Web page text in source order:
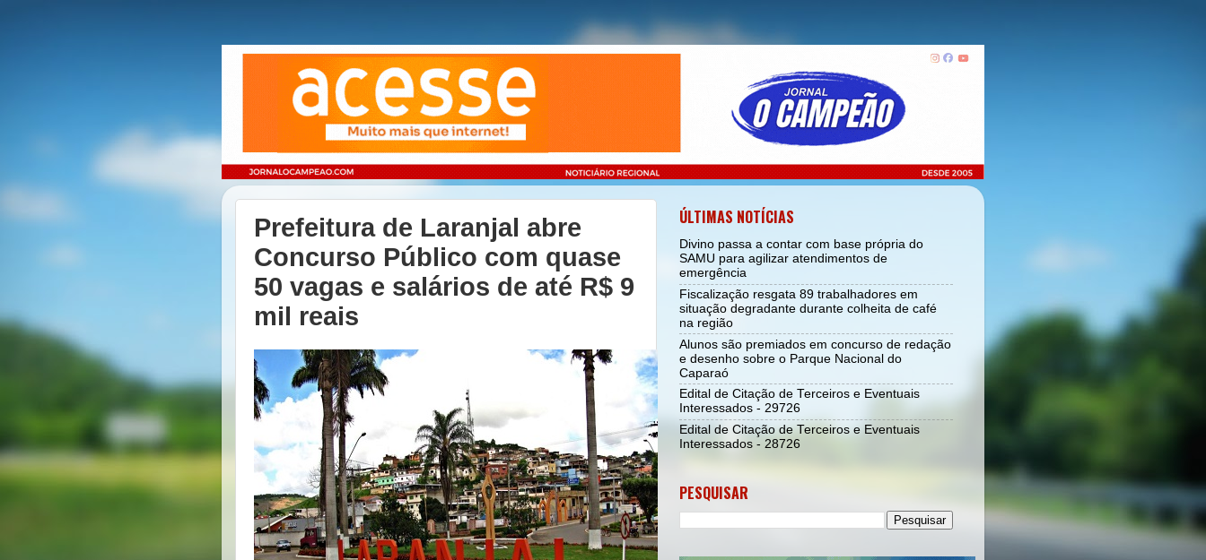
Prefeitura de Laranjal abre
Concurso Público com quase
50 vagas e salários de até R$ 9
mil reais
ÚLTIMAS NOTÍCIAS
Divino passa a contar com base própria do
SAMU para agilizar atendimentos de
emergência
Fiscalização resgata 89 trabalhadores em
situação degradante durante colheita de café
na região
Alunos são premiados em concurso de redação
e desenho sobre o Parque Nacional do
Caparaó
Edital de Citação de Terceiros e Eventuais
Interessados - 29726
Edital de Citação de Terceiros e Eventuais
Interessados - 28726
PESQUISAR